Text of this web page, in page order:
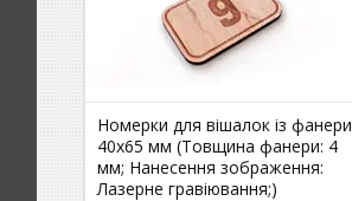
Номерки для вішалок із фанери
40х65 мм (Товщина фанери: 4
мм; Нанесення зображення:
Лазерне гравіювання;)